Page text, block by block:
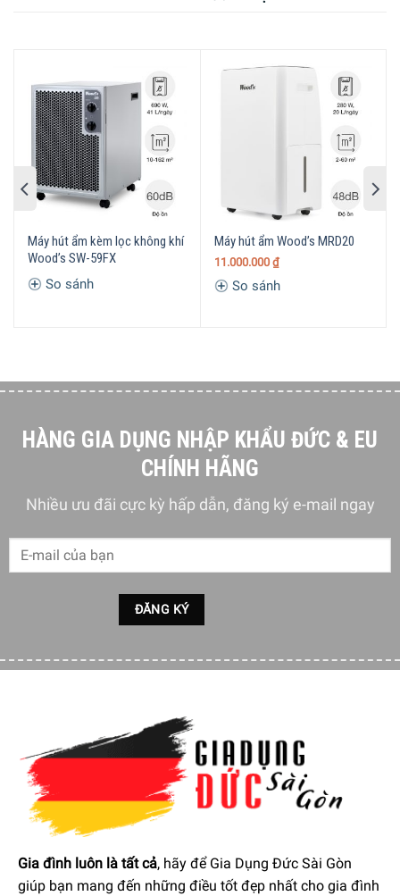
Thông số kỹ thuật và tổng quan sản phẩm máy
hút ẩm kèm sấy quần áo Wood’s LD44 Vertical
Blower
Thông số kỹ thuật
Thương
hiệu
WOOD’S
Máy hút ẩm kèm lọc không khí
Wood’s SW-59FX
So sánh
Máy hút ẩm Wood’s MRD20
11.000.000 ₫
So sánh
HÀNG GIA DỤNG NHẬP KHẨU ĐỨC & EU
CHÍNH HÃNG
Nhiều ưu đãi cực kỳ hấp dẫn, đăng ký e-mail ngay
Gia đình luôn là tất cả, hãy để Gia Dụng Đức Sài Gòn
giúp bạn mang đến những điều tốt đẹp nhất cho gia đình